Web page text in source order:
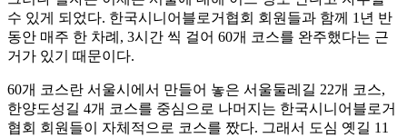
수 있게 되었다. 한국시니어블로거협회 회원들과 함께 1년 반
동안 매주 한 차례, 3시간 씩 걸어 60개 코스를 완주했다는 근
거가 있기 때문이다.
60개 코스란 서울시에서 만들어 놓은 서울둘레길 22개 코스,
한양도성길 4개 코스를 중심으로 나머지는 한국시니어블로거
협회 회원들이 자체적으로 코스를 짰다. 그래서 도심 옛길 11